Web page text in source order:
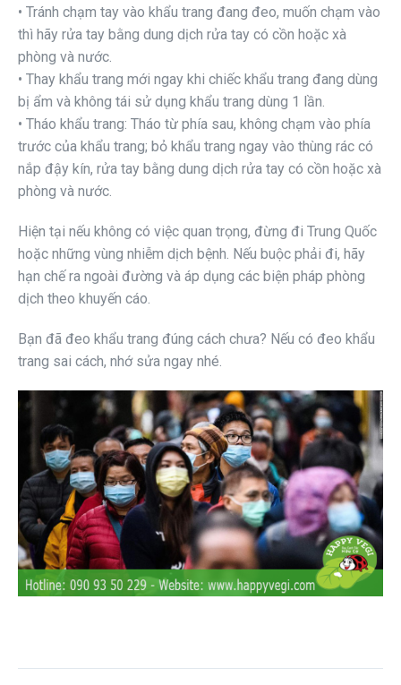
• Tránh chạm tay vào khẩu trang đang đeo, muốn chạm vào
thì hãy rửa tay bằng dung dịch rửa tay có cồn hoặc xà
phòng và nước.
• Thay khẩu trang mới ngay khi chiếc khẩu trang đang dùng
bị ẩm và không tái sử dụng khẩu trang dùng 1 lần.
• Tháo khẩu trang: Tháo từ phía sau, không chạm vào phía
trước của khẩu trang; bỏ khẩu trang ngay vào thùng rác có
nắp đậy kín, rửa tay bằng dung dịch rửa tay có cồn hoặc xà
phòng và nước.
Hiện tại nếu không có việc quan trọng, đừng đi Trung Quốc
hoặc những vùng nhiễm dịch bệnh. Nếu buộc phải đi, hãy
hạn chế ra ngoài đường và áp dụng các biện pháp phòng
dịch theo khuyến cáo.
Bạn đã đeo khẩu trang đúng cách chưa? Nếu có đeo khẩu
trang sai cách, nhớ sửa ngay nhé.